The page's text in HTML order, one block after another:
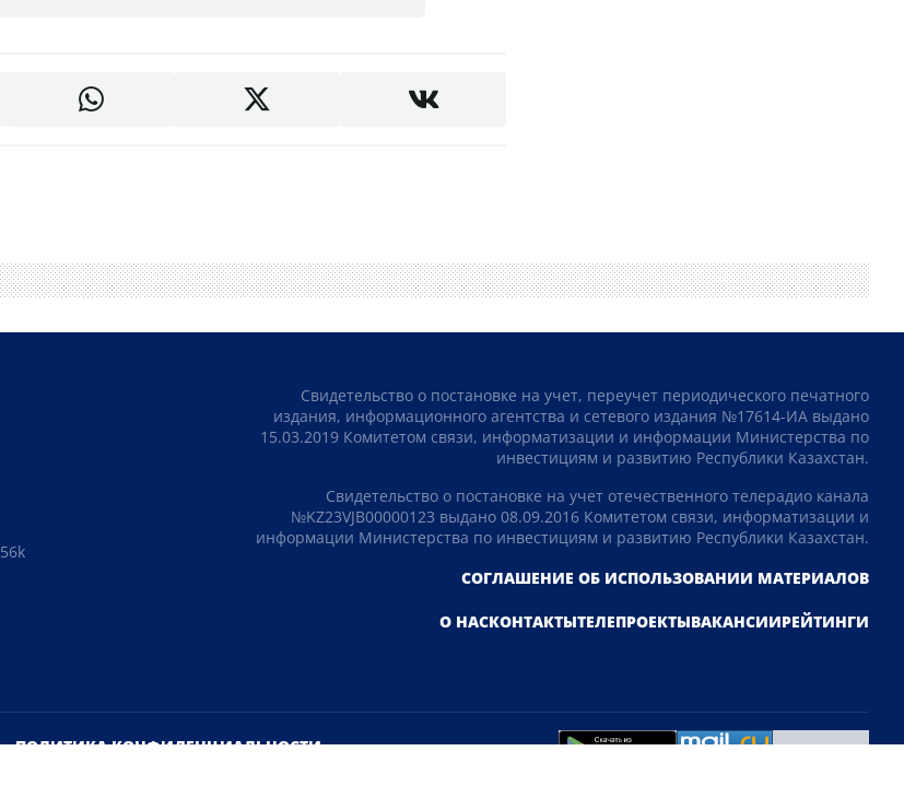
56k
Свидетельство о постановке на учет, переучет периодического печатного
издания, информационного агентства и сетевого издания №17614-ИА выдано
15.03.2019 Комитетом связи, информатизации и информации Министерства по
инвестициям и развитию Республики Казахстан.
Свидетельство о постановке на учет отечественного телерадио канала
№KZ23VJB00000123 выдано 08.09.2016 Комитетом связи, информатизации и
информации Министерства по инвестициям и развитию Республики Казахстан.
СОГЛАШЕНИЕ ОБ ИСПОЛЬЗОВАНИИ МАТЕРИАЛОВ
О НАСКОНТАКТЫТЕЛЕПРОЕКТЫВАКАНСИИРЕЙТИНГИ
ПОЛИТИКА КОНФИДЕНЦИАЛЬНОСТИ